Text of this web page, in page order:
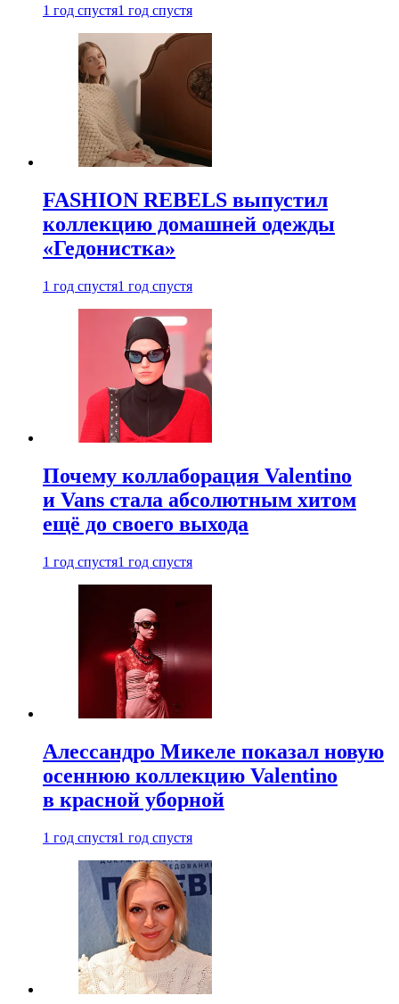
1 год спустя1 год спустя
FASHION REBELS выпустил
коллекцию домашней одежды
«Гедонистка»
1 год спустя1 год спустя
Почему коллаборация Valentino
и Vans стала абсолютным хитом
ещё до своего выхода
1 год спустя1 год спустя
Алессандро Микеле показал новую
осеннюю коллекцию Valentino
в красной уборной
1 год спустя1 год спустя